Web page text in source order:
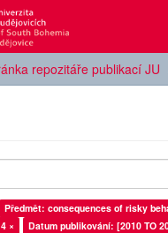
repozitáře publikací JU
Předmět: consequences of risky
×
Datum publikování: [2010 TO